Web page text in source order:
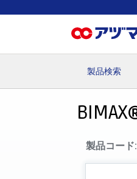
製品検索
製品コー